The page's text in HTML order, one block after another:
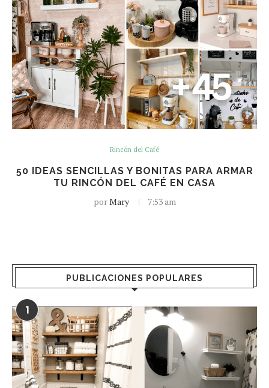
Rincón del Café
50 IDEAS SENCILLAS Y BONITAS PARA ARMAR
TU RINCÓN DEL CAFÉ EN CASA
porMary 7:53 am
PUBLICACIONES POPULARES
1